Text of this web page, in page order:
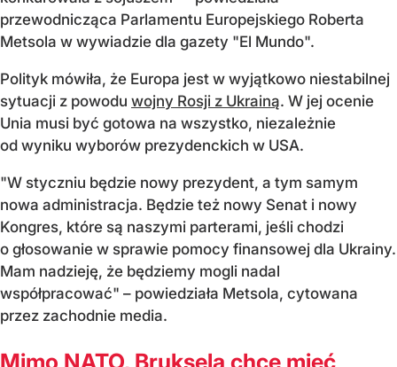
przewodnicząca Parlamentu Europejskiego Roberta
Metsola w wywiadzie dla gazety "El Mundo".
Polityk mówiła, że Europa jest w wyjątkowo niestabilnej
sytuacji z powodu wojny Rosji z Ukrainą. W jej ocenie
Unia musi być gotowa na wszystko, niezależnie
od wyniku wyborów prezydenckich w USA.
"W styczniu będzie nowy prezydent, a tym samym
nowa administracja. Będzie też nowy Senat i nowy
Kongres, które są naszymi parterami, jeśli chodzi
o głosowanie w sprawie pomocy finansowej dla Ukrainy.
Mam nadzieję, że będziemy mogli nadal
współpracować" – powiedziała Metsola, cytowana
przez zachodnie media.